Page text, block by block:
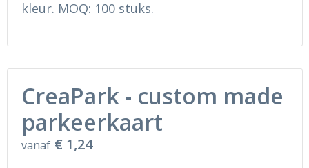
Ondergoed en Sokken
Schoenen
Hoofdbescherming
Sokken en Nachtkleding
Gilets
kleur. MOQ: 100 stuks.
CreaPark - custom made
parkeerkaart
vanaf € 1,24